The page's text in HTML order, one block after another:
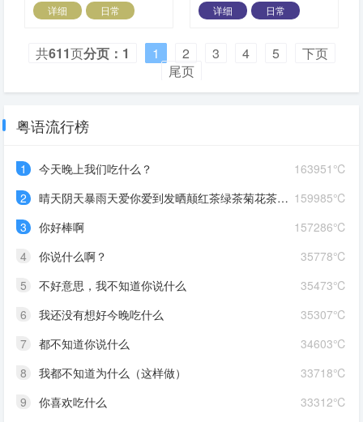
详细
日常
详细
日常
共611页分页：1 1 2 3 4 5
下页
尾页
粤语流行榜
163951℃
1
今天晚上我们吃什么？
159985℃
2
晴天阴天暴雨天爱你爱到发晒颠红茶绿茶菊花茶爱你爱到蒙查查
157286℃
3
你好棒啊
35778℃
4
你说什么啊？
35473℃
5
不好意思，我不知道你说什么
35307℃
6
我还没有想好今晚吃什么
34603℃
7
都不知道你说什么
33718℃
8
我都不知道为什么（这样做）
33312℃
9
你喜欢吃什么